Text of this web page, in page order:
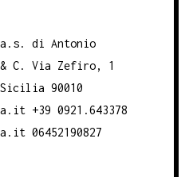
di Antonio
C. Via Zefiro, 1
90010
+39 0921.643378
06452190827